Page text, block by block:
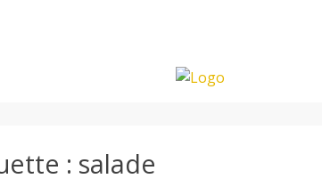
: salade